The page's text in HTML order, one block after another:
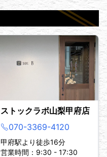
ストックラボ山梨甲府店
070-3369-4120
甲府駅より徒歩16分
営業時間：9:30 - 17:30